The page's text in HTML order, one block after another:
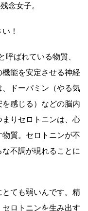
念女子。
！
ばれている物質、
能を安定させる神経
ドーパミン（やる気
感じる）などの脳内
りセロトニンは、心
質。セロトニンが不
不調が現れることに
ても弱いんです。精
ロトニンを生み出す